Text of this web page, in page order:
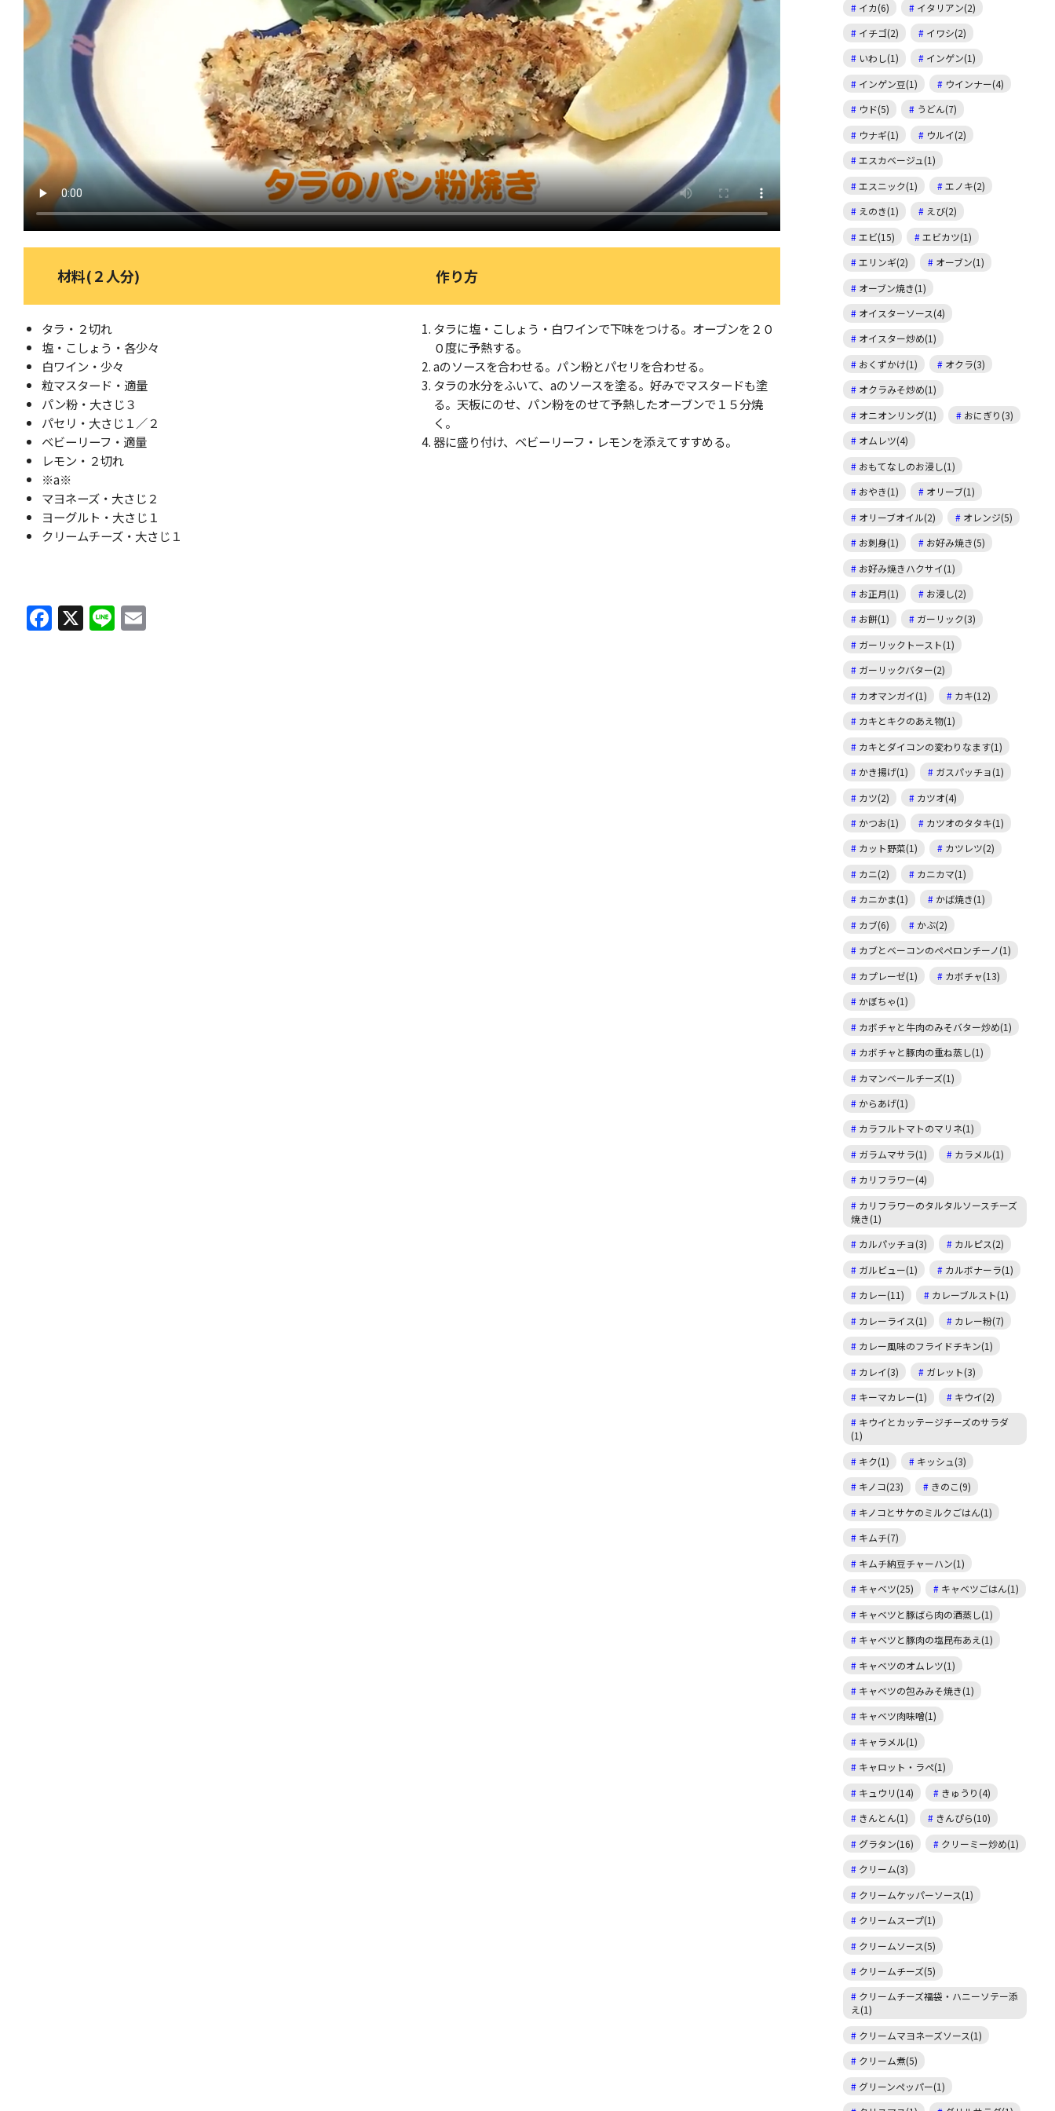
材料(２人分)
タラ・２切れ
塩・こしょう・各少々
白ワイン・少々
粒マスタード・適量
パン粉・大さじ３
パセリ・大さじ１／２
ベビーリーフ・適量
レモン・２切れ
※a※
マヨネーズ・大さじ２
ヨーグルト・大さじ１
クリームチーズ・大さじ１
作り方
タラに塩・こしょう・白ワインで下味をつける。オーブンを２０
０度に予熱する。
aのソースを合わせる。パン粉とパセリを合わせる。
タラの水分をふいて、aのソースを塗る。好みでマスタードも塗
る。天板にのせ、パン粉をのせて予熱したオーブンで１５分焼
く。
器に盛り付け、ベビーリーフ・レモンを添えてすすめる。
F
a
X Li
n
イカ(6)
イタリアン(2)
イチゴ(2)
イワシ(2)
いわし(1)
インゲン(1)
インゲン豆(1)
ウインナー(4)
ウド(5)
うどん(7)
ウナギ(1)
ウルイ(2)
エスカベージュ(1)
エスニック(1)
エノキ(2)
えのき(1)
えび(2)
エビ(15)
エビカツ(1)
エリンギ(2)
オーブン(1)
オーブン焼き(1)
オイスターソース(4)
オイスター炒め(1)
おくずかけ(1)
オクラ(3)
オクラみそ炒め(1)
オニオンリング(1)
おにぎり(3)
オムレツ(4)
おもてなしのお浸し(1)
おやき(1)
オリーブ(1)
オリーブオイル(2)
オレンジ(5)
お刺身(1)
お好み焼き(5)
お好み焼きハクサイ(1)
お正月(1)
お浸し(2)
お餅(1)
ガーリック(3)
ガーリックトースト(1)
ガーリックバター(2)
カオマンガイ(1)
カキ(12)
カキとキクのあえ物(1)
カキとダイコンの変わりなます(1)
かき揚げ(1)
ガスパッチョ(1)
カツ(2)
カツオ(4)
かつお(1)
カツオのタタキ(1)
カット野菜(1)
カツレツ(2)
カニ(2)
カニカマ(1)
カニかま(1)
かば焼き(1)
カブ(6)
かぶ(2)
カブとベーコンのペペロンチーノ(1)
カプレーゼ(1)
カボチャ(13)
かぼちゃ(1)
カボチャと牛肉のみそバター炒め(1)
カボチャと豚肉の重ね蒸し(1)
カマンベールチーズ(1)
からあげ(1)
カラフルトマトのマリネ(1)
ガラムマサラ(1)
カラメル(1)
カリフラワー(4)
カリフラワーのタルタルソースチーズ
焼き(1)
カルパッチョ(3)
カルピス(2)
ガルビュー(1)
カルボナーラ(1)
カレー(11)
カレーブルスト(1)
カレーライス(1)
カレー粉(7)
カレー風味のフライドチキン(1)
カレイ(3)
ガレット(3)
キーマカレー(1)
キウイ(2)
キウイとカッテージチーズのサラダ
(1)
キク(1)
キッシュ(3)
キノコ(23)
きのこ(9)
キノコとサケのミルクごはん(1)
キムチ(7)
キムチ納豆チャーハン(1)
キャベツ(25)
キャベツごはん(1)
キャベツと豚ばら肉の酒蒸し(1)
キャベツと豚肉の塩昆布あえ(1)
キャベツのオムレツ(1)
キャベツの包みみそ焼き(1)
キャベツ肉味噌(1)
キャラメル(1)
キャロット・ラペ(1)
キュウリ(14)
きゅうり(4)
きんとん(1)
きんぴら(10)
グラタン(16)
クリーミー炒め(1)
クリーム(3)
クリームケッパーソース(1)
クリームスープ(1)
クリームソース(5)
クリームチーズ(5)
クリームチーズ福袋・ハニーソテー添
え(1)
クリームマヨネーズソース(1)
クリーム煮(5)
グリーンペッパー(1)